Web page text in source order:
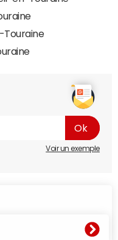
Touraine
Voir un exemple